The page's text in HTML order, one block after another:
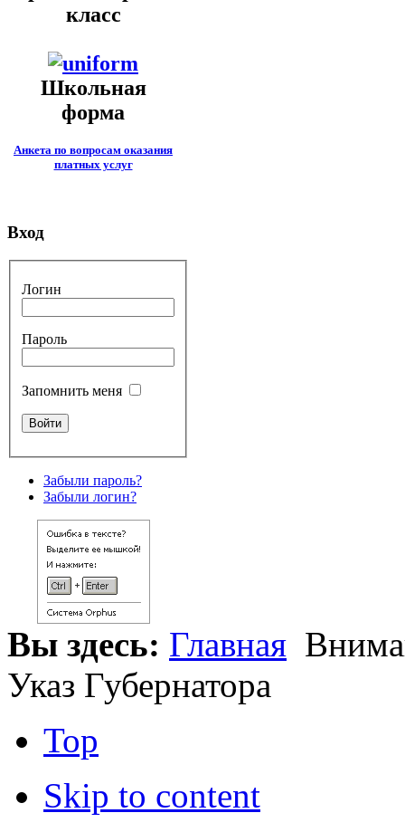
класс
Школьная
форма
Анкета по вопросам оказания
платных услуг
Вход
Логин
Пароль
Запомнить меня
Забыли пароль?
Забыли логин?
Вы здесь: Главная
Указ Губернатора
Top
Skip to content